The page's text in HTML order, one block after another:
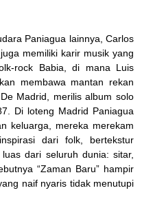
Paniagua lainnya, Carlos
memiliki karir musik yang
rock Babia, di mana Luis
membawa mantan rekan
Madrid, merilis album solo
Di loteng Madrid Paniagua
keluarga, mereka merekam
dari folk, bertekstur
dari seluruh dunia: sitar,
“Zaman Baru” hampir
naif nyaris tidak menutupi